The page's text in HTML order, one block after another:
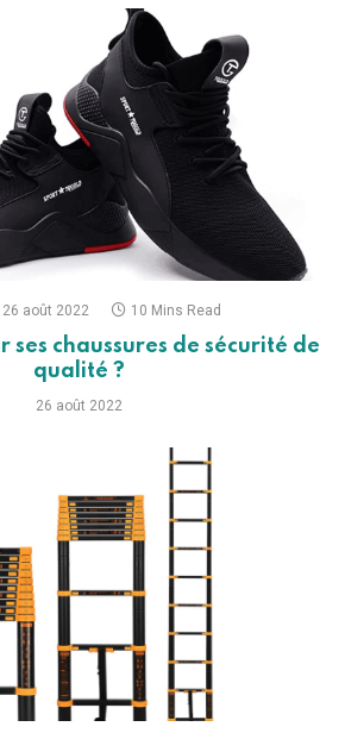
26 août 2022 10 Mins Read
ses chaussures de sécurité de
qualité ?
26 août 2022